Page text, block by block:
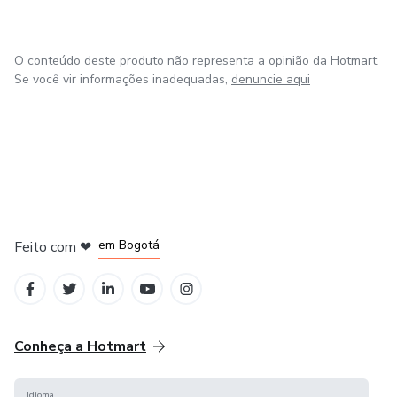
O conteúdo deste produto não representa a opinião da Hotmart.
Se você vir informações inadequadas, denuncie aqui
Feito com ❤ em Bogotá
Conheça a Hotmart